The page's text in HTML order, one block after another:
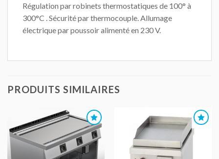
Régulation par robinets thermostatiques de 100° à
300°C . Sécurité par thermocouple. Allumage
électrique par poussoir alimenté en 230 V.
PRODUITS SIMILAIRES
AJOUTER
AU DEVIS
AJOUTER
AU DEVIS